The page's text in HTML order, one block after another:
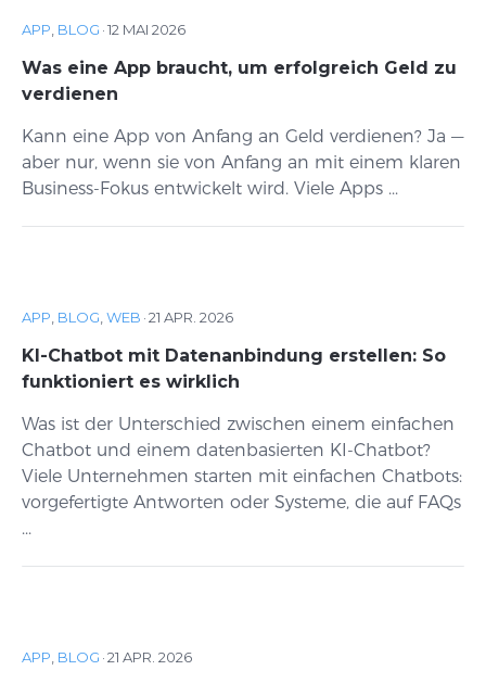
APP BLOG ·12 MAI 2026
Was eine App braucht, um erfolgreich Geld zu
verdienen
Kann eine App von Anfang an Geld verdienen? Ja —
aber nur, wenn sie von Anfang an mit einem klaren
Business-Fokus entwickelt wird. Viele Apps ...
APP BLOG WEB ·21 APR. 2026
KI-Chatbot mit Datenanbindung erstellen: So
funktioniert es wirklich
Was ist der Unterschied zwischen einem einfachen
Chatbot und einem datenbasierten KI-Chatbot?
Viele Unternehmen starten mit einfachen Chatbots:
vorgefertigte Antworten oder Systeme, die auf FAQs
...
APP BLOG ·21 APR. 2026